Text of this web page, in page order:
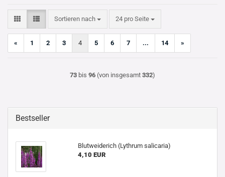
Sortieren nach
Sortieren nach 24 pro Seite
pro Seite
« 1 2 3 4 5 6 7 ... 14 »
73 bis 96 (von insgesamt 332)
Bestseller
Blutweiderich (Lythrum salicaria)
4,10 EUR